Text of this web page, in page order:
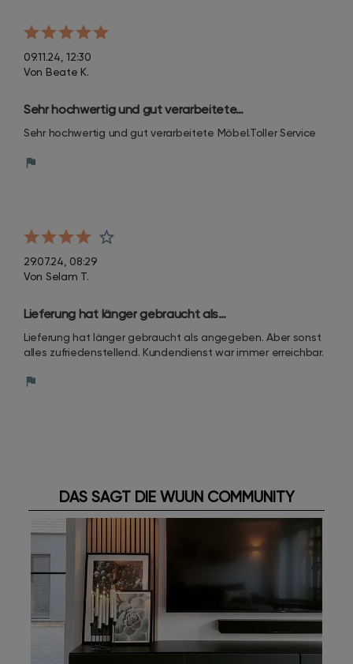
09.11.24, 12:30
Von Beate K.
Sehr hochwertig und gut verarbeitete…
Sehr hochwertig und gut verarbeitete Möbel.Toller Service
29.07.24, 08:29
Von Selam T.
Lieferung hat länger gebraucht als…
Lieferung hat länger gebraucht als angegeben. Aber sonst
alles zufriedenstellend. Kundendienst war immer erreichbar.
DAS SAGT DIE WUUN COMMUNITY